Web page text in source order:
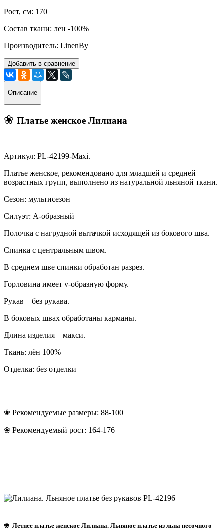
Рост, см: 170
Состав ткани: лен -100%
Производитель: LinenBy
Добавить в сравнение
Описание
❀ Платье женское Лилиана
Артикул: PL-42199-Maxi.
Платье женское, рекомендовано для младшей и средней
возрастных групп, выполнено из натуральной льняной ткани.
Сезон: мультисезон
Силуэт: А-образный
Полочка с нагрудной вытачкой исходящей из бокового шва.
Спинка с центральным швом.
В среднем шве спинки обработан разрез.
Горловина имеет v-образную форму.
Рукав – без рукава.
В боковых швах обработаны карманы.
Длина изделия – макси.
Ткань: лён 100%
Отделка: без отделки
❀ Рекомендуемые размеры: 88-100
❀ Рекомендуемый рост: 164-176
❀ Летнее платье женское Лилиана. Льняное платье из льна песочного